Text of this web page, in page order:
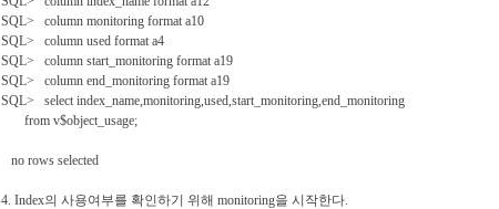
SQL> column monitoring format a10
SQL> column used format a4
SQL> column start_monitoring format a19
SQL> column end_monitoring format a19
SQL> select index_name,monitoring,used,start_monitoring,end_monitoring
from v$object_usage;
no rows selected
4. Index의 사용여부를 확인하기 위해 monitoring을 시작한다.